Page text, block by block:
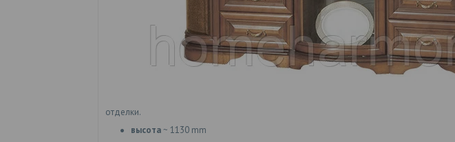
отделки.
высота~ 1130 mm